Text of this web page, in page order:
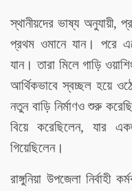
স্থানীয়দের ভাষ্য অনুযায়ী,
প্রথম ওমানে যান। পরে
যান। তারা মিলে গাড়ি
আর্থিকভাবে স্বচ্ছল হয়ে
নতুন বাড়ি নির্মাণও শুরু
বিয়ে করেছিলেন, যার
গিয়েছিলেন।
রাঙ্গুনিয়া উপজেলা নির্বাহী